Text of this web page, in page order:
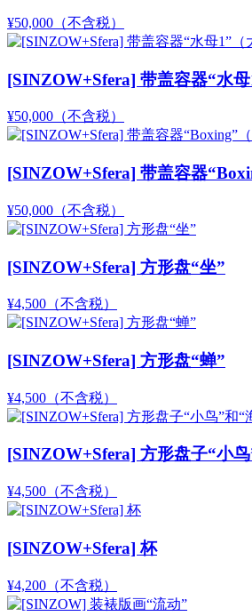
¥50,000 （不含税）
[SINZOW+Sfera] 带盖容器“水母
¥50,000 （不含税）
[SINZOW+Sfera] 带盖容器
¥50,000 （不含税）
[SINZOW+Sfera] 方形盘“坐”
¥4,500 （不含税）
[SINZOW+Sfera] 方形盘“蝉”
¥4,500 （不含税）
[SINZOW+Sfera] 方形盘子“小
¥4,500 （不含税）
[SINZOW+Sfera] 杯
¥4,200 （不含税）